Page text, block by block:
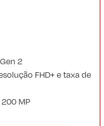
2
FHD+ e taxa de
MP